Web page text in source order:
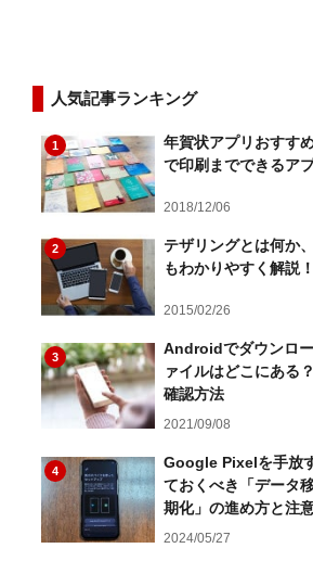
人気記事ランキング
1
年賀状アプリおすす
で印刷までできるア
2018/12/06
2
テザリングとは何か
もわかりやすく解説！
2015/02/26
3
Androidでダウンロ
ァイルはどこにある
確認方法
2021/09/08
4
Google Pixelを手放
ておくべき「データ
期化」の進め方と注
2024/05/27